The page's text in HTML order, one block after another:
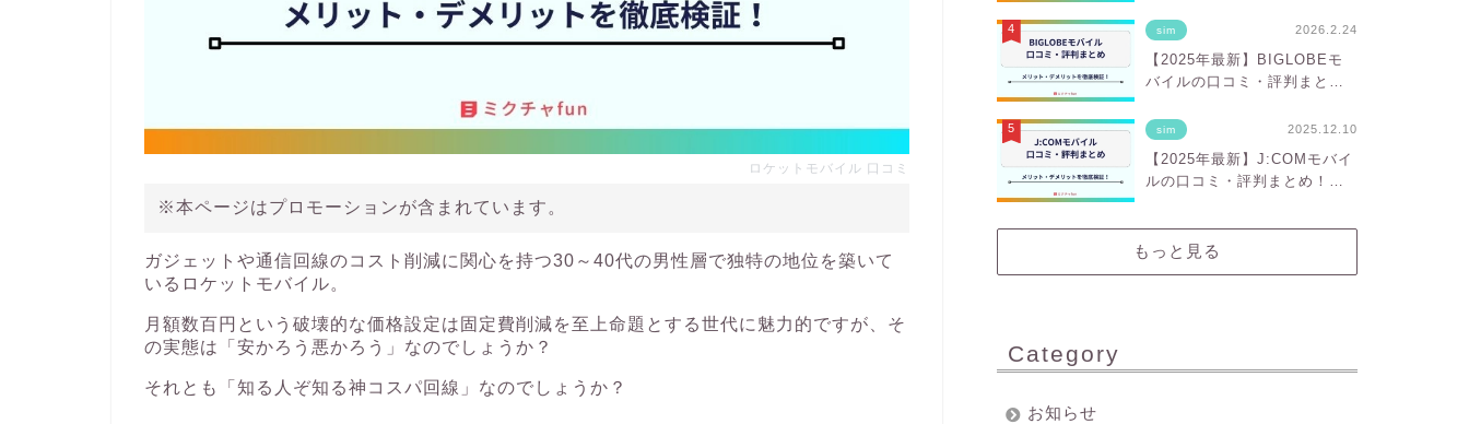
ロケットモバイル 口コミ
※本ページはプロモーションが含まれています。
ガジェットや通信回線のコスト削減に関心を持つ30～40代の男性層で独特の地位を築いて
いるロケットモバイル。
月額数百円という破壊的な価格設定は固定費削減を至上命題とする世代に魅力的ですが、そ
の実態は「安かろう悪かろう」なのでしょうか？
それとも「知る人ぞ知る神コスパ回線」なのでしょうか？
sim 2026.2.24
【2025年最新】BIGLOBEモ
バイルの口コミ・評判まと
ットや料金面のメリットを徹
sim 2025.12.10
【2025年最新】J:COMモバイ
ルの口コミ・評判まとめ！メ
もっと見る
Category
お知らせ